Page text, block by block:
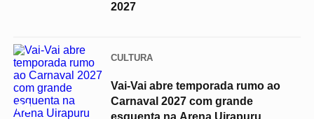
2027
02
CULTURA
Vai-Vai abre temporada rumo ao
Carnaval 2027 com grande
esquenta na Arena Uirapuru